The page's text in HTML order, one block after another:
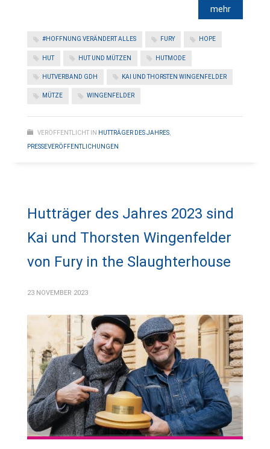
#HOFFNUNG VERÄNDERT ALLES FURY HOPE
HUT HUT UND MÜTZEN HUTMODE
HUTVERBAND GDH KAI UND THORSTEN WINGENFELDER
MÜTZE WINGENFELDER
VERÖFFENTLICHT IN HUTTRÄGER DES JAHRES
PRESSEVERÖFFENTLICHUNGEN
Hutträger des Jahres 2023 sind
Kai und Thorsten Wingenfelder
von Fury in the Slaughterhouse
23 NOVEMBER 2023